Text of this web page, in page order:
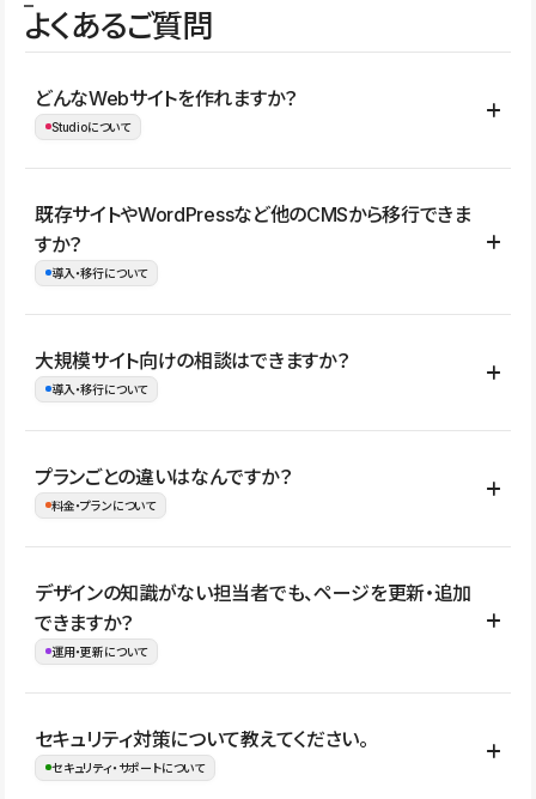
よくあるご質問
どんなWebサイトを作れますか？
Studioについて
コーポレートサイト、サービスサイト、LP、採用サイト、ブロ
グ・メディア、イベントサイト、店舗・商品紹介サイト、ポートフ
ォリオなど幅広く制作できます。
既存サイトやWordPressなど他のCMSから移行できま
すか？
導入・移行について
はい。既存サイトの構成やコンテンツ、URLを整理したうえで、
Studio上に再構築する形で移行できます。 WordPressの場合は、
イト全体のデザインや設定がそのまま移行されるわけではないた
め、移行後にページ構成やデザイン、CMS設計、URL・リダイレク
大規模サイト向けの相談はできますか？
導入・移行について
はい。アクセス規模が大きいサイトや、複数部門での運用、権限管
理、セキュリティ確認、既存システムとの連携など、個別の要件が
ない段階でも、お問い合わせください。
お問合せはこちら
プランごとの違いはなんですか？
料金・プランについて
公開ページ数、バージョン履歴の期間、CMS利用数の上限、権限
管理の有無などがプランごとに異なります。詳しくは料金プランペ
ージをご覧ください。
デザインの知識がない担当者でも、ページを更新・追加
できますか？
運用・更新について
はい。CMSやコンポーネントを活用して更新範囲を設計しておく
ことで、デザインを崩しにくい状態で運用できます。 さらにコン
セキュリティ対策について教えてください。
セキュリティ・サポートについて